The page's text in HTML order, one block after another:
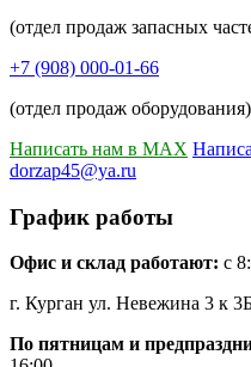
(отдел продаж запасных
+7 (908) 000-01-66
(отдел продаж оборудования)
Написать нам в MAX
dorzap45@ya.ru
График работы
Офис и склад работают: с
г. Курган ул. Невежина 3 к
По пятницам и